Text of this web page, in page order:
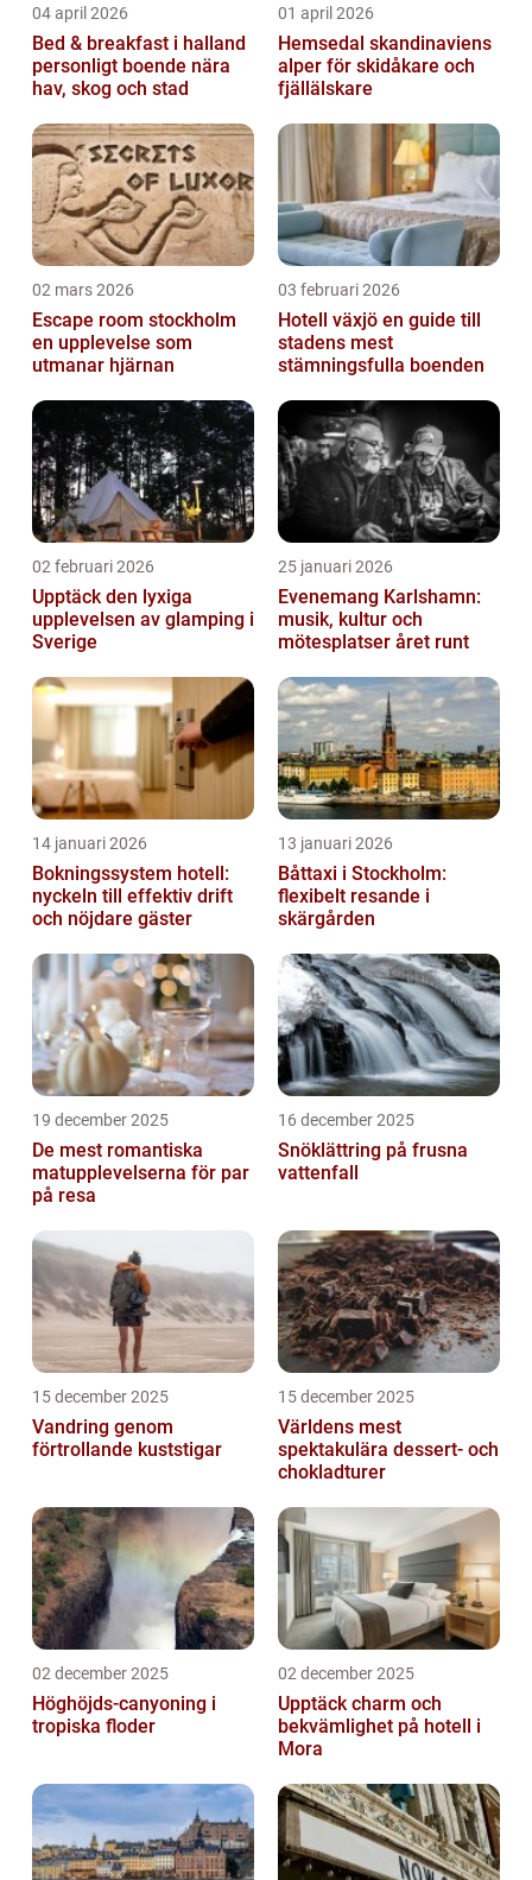
04 april 2026
Bed & breakfast i halland
personligt boende nära
hav, skog och stad
01 april 2026
Hemsedal skandinaviens
alper för skidåkare och
fjällälskare
02 mars 2026
Escape room stockholm
en upplevelse som
utmanar hjärnan
03 februari 2026
Hotell växjö en guide till
stadens mest
stämningsfulla boenden
02 februari 2026
Upptäck den lyxiga
upplevelsen av glamping i
Sverige
25 januari 2026
Evenemang Karlshamn:
musik, kultur och
mötesplatser året runt
14 januari 2026
Bokningssystem hotell:
nyckeln till effektiv drift
och nöjdare gäster
13 januari 2026
Båttaxi i Stockholm:
flexibelt resande i
skärgården
19 december 2025
De mest romantiska
matupplevelserna för par
på resa
16 december 2025
Snöklättring på frusna
vattenfall
15 december 2025
Vandring genom
förtrollande kuststigar
15 december 2025
Världens mest
spektakulära dessert- och
chokladturer
02 december 2025
Höghöjds-canyoning i
tropiska floder
02 december 2025
Upptäck charm och
bekvämlighet på hotell i
Mora